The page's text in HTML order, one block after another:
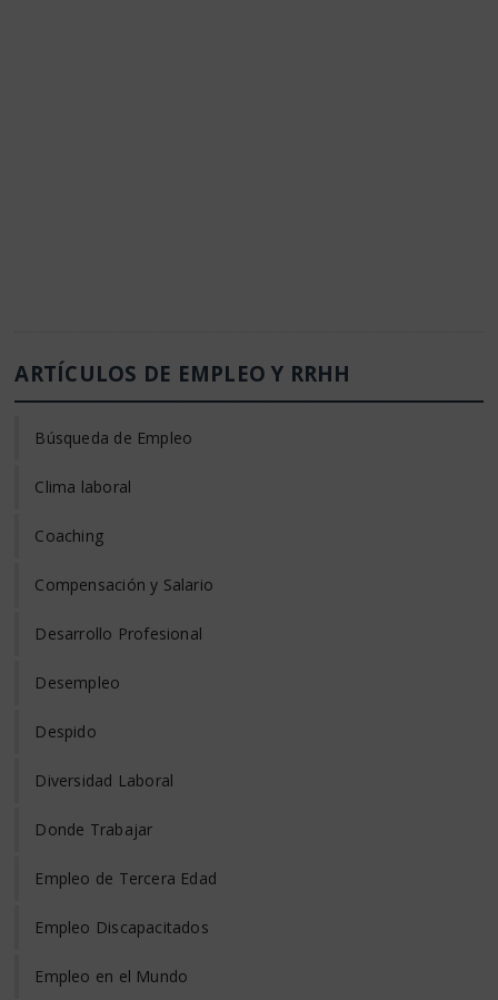
ARTÍCULOS DE EMPLEO Y RRHH
Búsqueda de Empleo
Clima laboral
Coaching
Compensación y Salario
Desarrollo Profesional
Desempleo
Despido
Diversidad Laboral
Donde Trabajar
Empleo de Tercera Edad
Empleo Discapacitados
Empleo en el Mundo